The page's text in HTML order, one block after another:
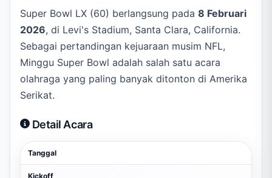
Super Bowl LX (60) berlangsung pada 8 Februari
2026, di Levi's Stadium, Santa Clara, California.
Sebagai pertandingan kejuaraan musim NFL,
Minggu Super Bowl adalah salah satu acara
olahraga yang paling banyak ditonton di Amerika
Serikat.
Detail Acara
Tanggal
Kickoff